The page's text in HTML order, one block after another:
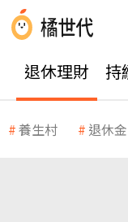
退休理財 持
養生村 退休金